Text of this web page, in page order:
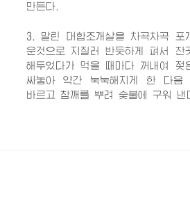
만든다.
3. 말린 대합조개살을 차곡차곡 포
운것으로 지질러 반듯하게 펴서 찬
해두었다가 먹을 때마다 꺼내여 젖
싸놓아 약간 눅눅해지게 한 다음
바르고 참깨를 뿌려 숯불에 구워 낸